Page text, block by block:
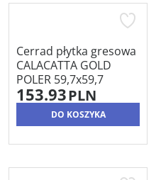
Cerrad płytka gresowa
CALACATTA GOLD
POLER 59,7x59,7
153.93PLN
DO KOSZYKA